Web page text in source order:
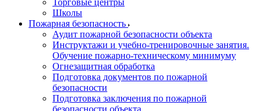
Торговые центры
Школы
Пожарная безопасность
Аудит пожарной безопасности объекта
Инструктажи и учебно-тренировочные занятия.
Обучение пожарно-техническому минимуму
Огнезащитная обработка
Подготовка документов по пожарной
безопасности
Подготовка заключения по пожарной
безопасности объекта